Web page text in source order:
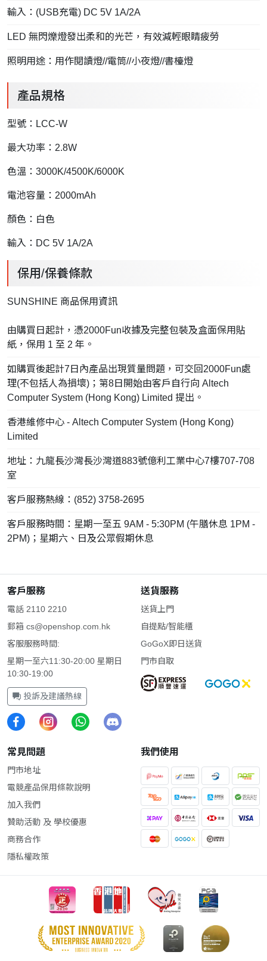
輸入：(USB充電) DC 5V 1A/2A
LED 無閃爍燈發出柔和的光芒，有效減輕眼睛疲勞
照明用途：用作閱讀燈//電筒//小夜燈//書檯燈
產品規格
型號：LCC-W
最大功率：2.8W
色溫：3000K/4500K/6000K
電池容量：2000mAh
顏色：白色
輸入：DC 5V 1A/2A
保用/保養條款
SUNSHINE 商品保用資訊
由購買日起計，憑2000Fun收據及完整包裝及盒面保用貼
紙，保用 1 至 2 年。
如購買後起計7日內產品出現質量問題，可交回2000Fun處
理(不包括人為損壞)；第8日開始由客戶自行向 Altech
Computer System (Hong Kong) Limited 提出。
香港維修中心 - Altech Computer System (Hong Kong)
Limited
地址：九龍長沙灣長沙灣道883號億利工業中心7樓707-708
室
客戶服務熱線：(852) 3758-2695
客戶服務時間：星期一至五 9AM - 5:30PM (午膳休息 1PM -
2PM)；星期六、日及公眾假期休息
客戶服務
電話 2110 2210
郵箱 cs@openshop.com.hk
客服服務時間:
星期一至六11:30-20:00 星期日
10:30-19:00
投訴及建議熱線
送貨服務
送貨上門
自提點/智能櫃
GoGoX即日送貨
門市自取
常見問題
門市地址
電競產品保用條款說明
加入我們
贊助活動 及 學校優惠
商務合作
隱私權政策
我們使用